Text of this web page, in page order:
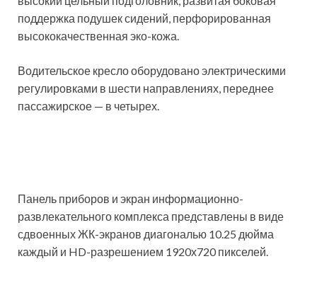
поддержка подушек сидений, перфорированная
высококачественная эко-кожа.
Водительское кресло оборудовано электрическими
регулировками в шести направлениях, переднее
пассажирское — в четырех.
Панель приборов и экран информационно-
развлекательного комплекса представлены в виде
сдвоенных ЖК-экранов диагональю 10.25 дюйма
каждый и HD-разрешением 1920х720 пикселей.